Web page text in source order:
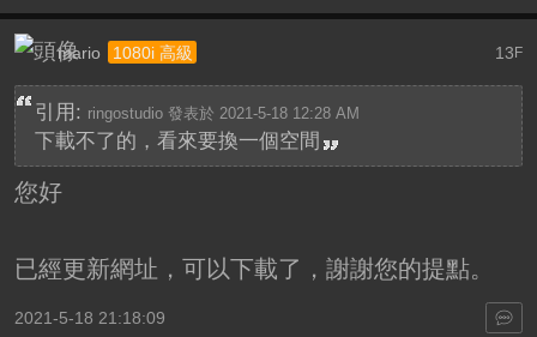
13F
mario 1080i 高級
引用: ringostudio 發表於 2021-5-18 12:28 AM
下載不了的，看來要換一個空間
您好
已經更新網址，可以下載了，謝謝您的提點。
2021-5-18 21:18:09